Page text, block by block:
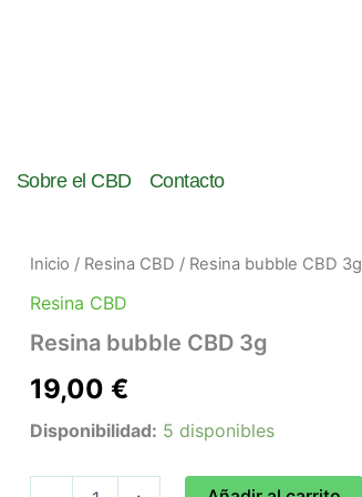
Sobre el CBD Contacto
Inicio / Resina CBD / Resina bubble CBD 3g
Resina CBD
Resina bubble CBD 3g
19,00 €
Disponibilidad: 5 disponibles
Resina
CBD
cantidad